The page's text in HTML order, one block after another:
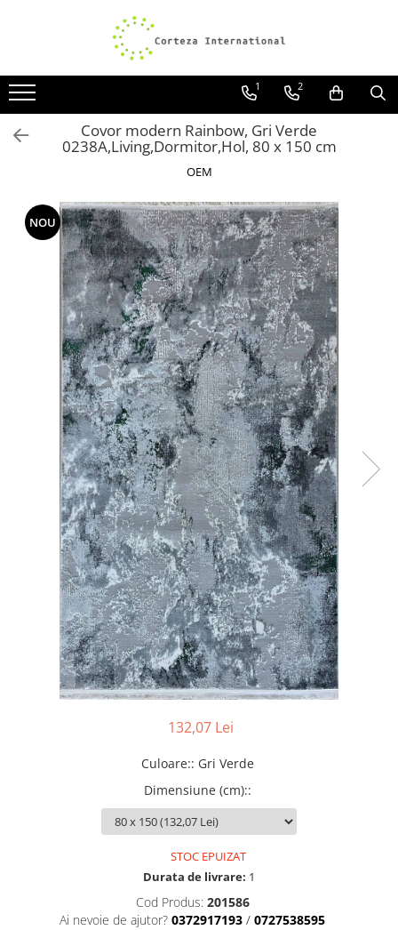
Covoare Moderne
Covoare Antiderapante si lavabile
Covoare Living
Covoare Dormitor
Covoare Clasice
Covoare Copii
Covoare Pufoase
Traverse antiderapante
Traverse covoare
1 2
Covor modern Rainbow, Gri Verde
0238A,Living,Dormitor,Hol, 80 x 150 cm
OEM
NOU
132,07 Lei
Culoare:: Gri Verde
Dimensiune (cm)::
STOC EPUIZAT
Durata de livrare: 1
Cod Produs: 201586
Ai nevoie de ajutor? 0372917193 / 0727538595